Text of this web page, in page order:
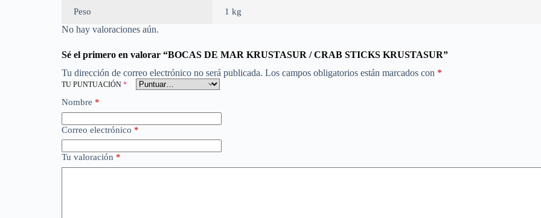
Peso 1 kg
No hay valoraciones aún.
Sé el primero en valorar “BOCAS DE MAR KRUSTASUR / CRAB STICKS KRUSTASUR”
Tu dirección de correo electrónico no será publicada. Los campos obligatorios están marcados con *
TU PUNTUACIÓN *
Nombre *
Correo electrónico *
Tu valoración *